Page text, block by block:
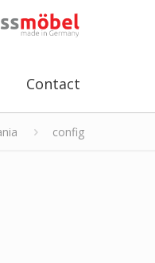
Contact
config